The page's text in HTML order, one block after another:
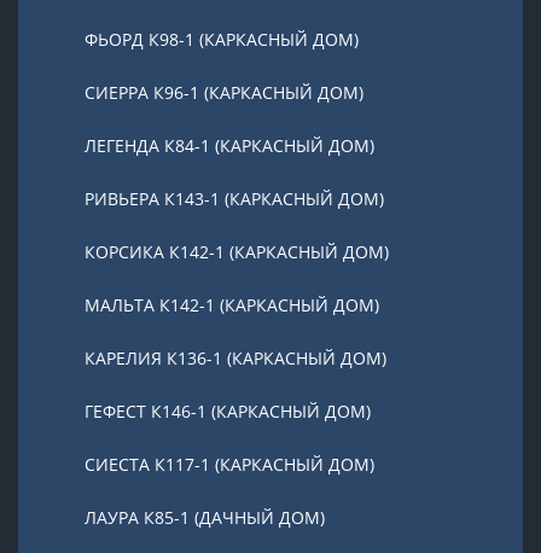
ФЬОРД К98-1 (КАРКАСНЫЙ ДОМ)
СИЕРРА К96-1 (КАРКАСНЫЙ ДОМ)
ЛЕГЕНДА К84-1 (КАРКАСНЫЙ ДОМ)
РИВЬЕРА К143-1 (КАРКАСНЫЙ ДОМ)
КОРСИКА К142-1 (КАРКАСНЫЙ ДОМ)
МАЛЬТА К142-1 (КАРКАСНЫЙ ДОМ)
КАРЕЛИЯ К136-1 (КАРКАСНЫЙ ДОМ)
ГЕФЕСТ К146-1 (КАРКАСНЫЙ ДОМ)
СИЕСТА К117-1 (КАРКАСНЫЙ ДОМ)
ЛАУРА К85-1 (ДАЧНЫЙ ДОМ)